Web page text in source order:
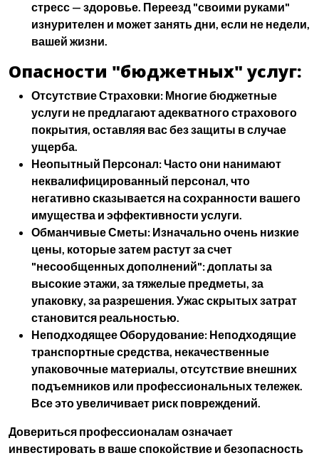
стресс — здоровье. Переезд "своими руками"
изнурителен и может занять дни, если не недели,
вашей жизни.
Опасности "бюджетных" услуг:
Отсутствие Страховки: Многие бюджетные
услуги не предлагают адекватного страхового
покрытия, оставляя вас без защиты в случае
ущерба.
Неопытный Персонал:Часто они нанимают
неквалифицированный персонал, что
негативно сказывается на сохранности вашего
имущества и эффективности услуги.
Обманчивые Сметы: Изначально очень низкие
цены, которые затем растут за счет
"несообщенных дополнений": доплаты за
высокие этажи, за тяжелые предметы, за
упаковку, за разрешения. Ужас скрытых затрат
становится реальностью.
Неподходящее Оборудование: Неподходящие
транспортные средства, некачественные
упаковочные материалы, отсутствие внешних
подъемников или профессиональных тележек.
Все это увеличивает риск повреждений.
Довериться профессионалам означает
инвестировать в ваше спокойствие и безопасность